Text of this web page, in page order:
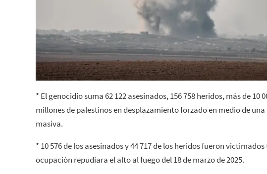
* El genocidio suma 62 122 asesinados, 156 758 heridos, más de 10
millones de palestinos en desplazamiento forzado en medio de
masiva.
* 10 576 de los asesinados y 44 717 de los heridos fueron
ocupación repudiara el alto al fuego del 18 de marzo de 2025.